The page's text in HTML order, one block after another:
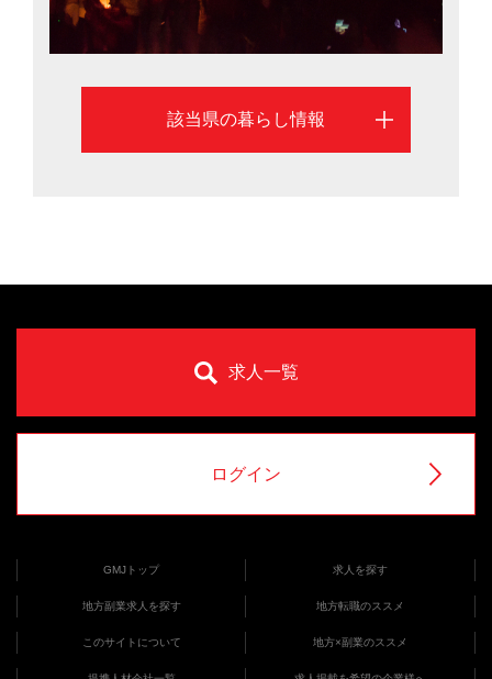
該当県の暮らし情報
求人一覧
ログイン
GMJトップ 求人を探す
地方副業求人を探す 地方転職のススメ
このサイトについて 地方×副業のススメ